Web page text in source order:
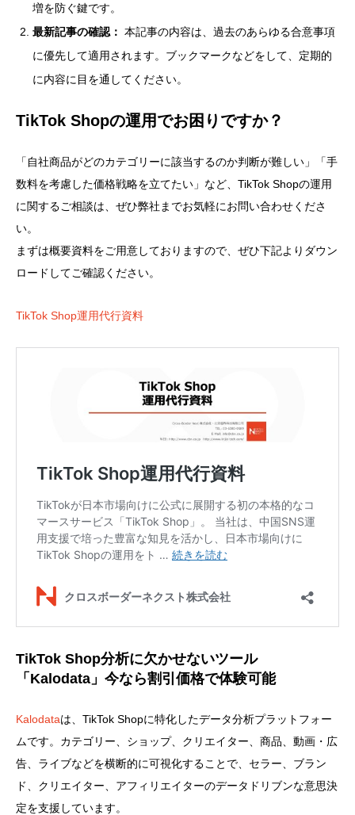
増を防ぐ鍵です。
最新記事の確認： 本記事の内容は、過去のあらゆる合意事項
に優先して適用されます。ブックマークなどをして、定期的
に内容に目を通してください。
TikTok Shopの運用でお困りですか？
「自社商品がどのカテゴリーに該当するのか判断が難しい」「手
数料を考慮した価格戦略を立てたい」など、TikTok Shopの運用
に関するご相談は、ぜひ弊社までお気軽にお問い合わせくださ
い。
まずは概要資料をご用意しておりますので、ぜひ下記よりダウン
ロードしてご確認ください。
TikTok Shop運用代行資料
TikTok Shop分析に欠かせないツール
「Kalodata」今なら割引価格で体験可能
Kalodataは、TikTok Shopに特化したデータ分析プラットフォー
ムです。カテゴリー、ショップ、クリエイター、商品、動画・広
告、ライブなどを横断的に可視化することで、セラー、ブラン
ド、クリエイター、アフィリエイターのデータドリブンな意思決
定を支援しています。